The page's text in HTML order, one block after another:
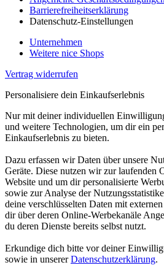
Barrierefreiheitserklärung
Datenschutz-Einstellungen
Unternehmen
Weitere nice Shops
Vertrag widerrufen
Personalisiere dein Einkaufserlebnis
Nur mit deiner individuellen
und weitere Technologien, um dir ein
Einkaufserlebnis zu bieten.
Dazu erfassen wir Daten über unsere
Geräte. Diese nutzen wir zur laufenden
Website und um dir personalisierte
sowie zur Analyse der
deine verschlüsselten Daten mit
dir über deren Online-Werbekanäle
du deren Dienste bereits selbst nutzt.
Erkundige dich bitte vor deiner
sowie in unsererDatenschutzerklärung.